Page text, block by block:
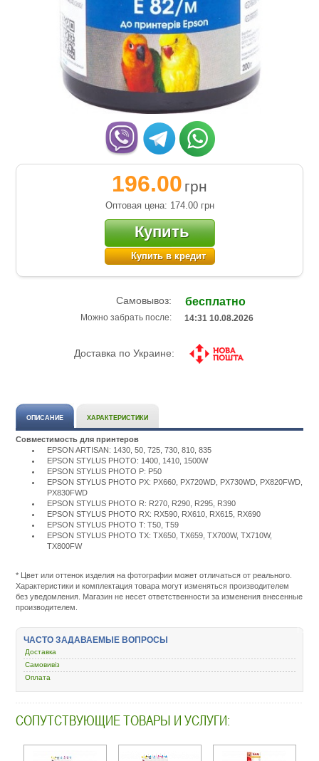
196.00 грн
Оптовая цена: 174.00 грн
Купить
Купить в кредит
Самовывоз: бесплатно
Можно забрать после: 14:31 10.08.2026
Доставка по Украине:
ОПИСАНИЕ ХАРАКТЕРИСТИКИ
Совместимость для принтеров
EPSON ARTISAN: 1430, 50, 725, 730, 810, 835
EPSON STYLUS PHOTO: 1400, 1410, 1500W
EPSON STYLUS PHOTO P: P50
EPSON STYLUS PHOTO PX: PX660, PX720WD, PX730WD, PX820FWD,
PX830FWD
EPSON STYLUS PHOTO R: R270, R290, R295, R390
EPSON STYLUS PHOTO RX: RX590, RX610, RX615, RX690
EPSON STYLUS PHOTO T: T50, T59
EPSON STYLUS PHOTO TX: TX650, TX659, TX700W, TX710W,
TX800FWПодробнее:
chernila-
dlya-
kartridzhej-
200-
photo-
r1400-
rx590-
magenta-
* Цвет или оттенок изделия на фотографии может отличаться от реального.
Характеристики и комплектация товара могут изменяться производителем
без уведомления. Магазин не несет ответственности за изменения внесенные
производителем.
ЧАСТО ЗАДАВАЕМЫЕ ВОПРОСЫ
Доставка
Самовивіз
Оплата
СОПУТСТВУЮЩИЕ ТОВАРЫ И УСЛУГИ: